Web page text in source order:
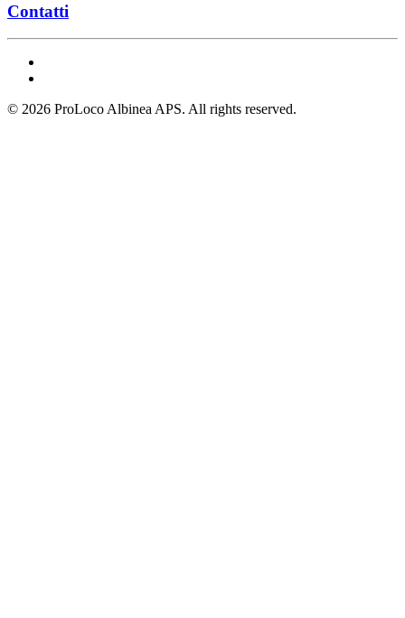
Contatti
© 2026 ProLoco Albinea APS. All rights reserved.